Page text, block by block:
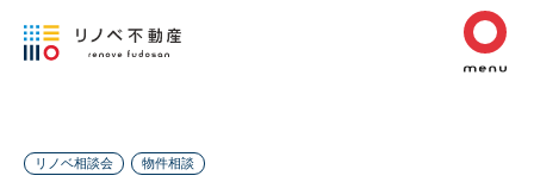
リノベ相談会 物件相談